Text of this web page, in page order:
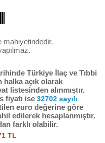
mahiyetindedir.
Türkiye İlaç ve Tıbbi
halka açık olarak
listesinden alınmıştır.
fiyatı ise 32702 sayılı
euro değerine göre
edilerek hesaplanmıştır.
farklı olabilir.
TL